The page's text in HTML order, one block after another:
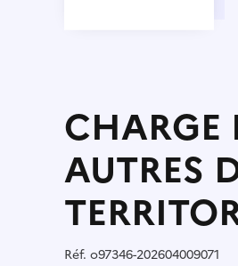
AUTRES
Réf. Référence :
o97346-202604009071